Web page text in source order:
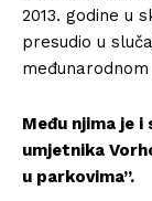
2013. godine u
presudio u
Među njima je
umjetnika
u parkovima”.